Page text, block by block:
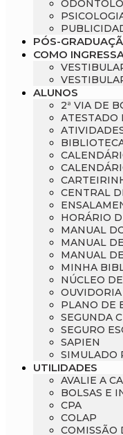
PÓS-
COMO
ALUNOS
2ª VIA DE
ATESTADO
CENTRAL
HORÁRIO
MANUAL
MANUAL
MANUAL
MINHA
NÚCLEO
OUVIDORIA
PLANO DE
SEGUNDA
SEGURO
SAPIEN
SIMULADO
UTILIDADES
AVALIE A
BOLSAS E
CPA
COLAP
COMISSÃO